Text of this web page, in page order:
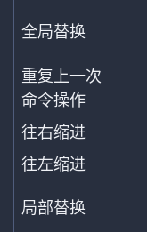
全局替换
重复上一次
命令操作
往右缩进
往左缩进
局部替换